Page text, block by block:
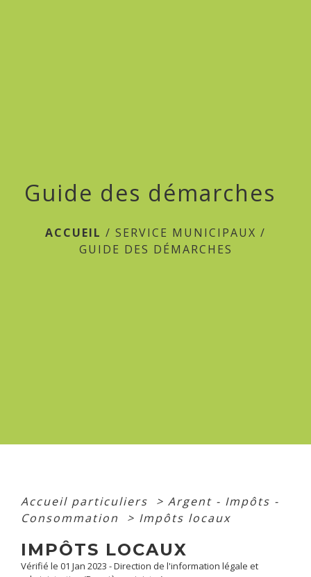
Guide des démarches
ACCUEIL / SERVICE MUNICIPAUX /
GUIDE DES DÉMARCHES
Accueil particuliers > Argent - Impôts -
Consommation
> Impôts locaux
IMPÔTS LOCAUX
Vérifié le 01 Jan 2023 - Direction de l'information légale et